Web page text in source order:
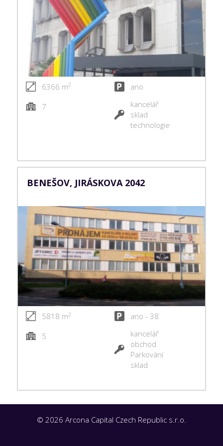
6366 m2
ano
7
kancelář
sklad
technologie
BENEŠOV, JIRÁSKOVA 2042
5818 m2
ano - 38
5
kancelář
obchod
Parkování
sklad
© 2026 Arcona Capital Czech Republic s.r.o.